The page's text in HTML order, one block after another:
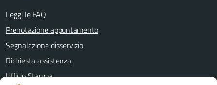
Leggi le FAQ
Prenotazione appuntamento
Segnalazione disservizio
Richiesta assistenza
Ufficio Stampa